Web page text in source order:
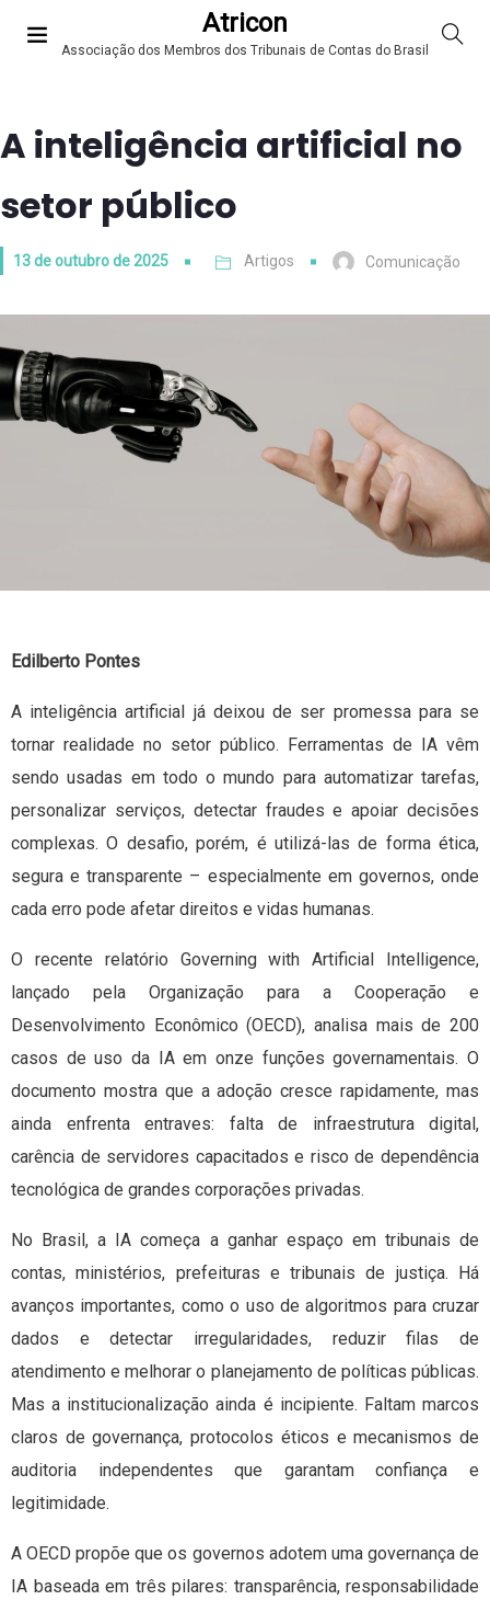
Atricon
Associação dos Membros dos Tribunais de Contas do Brasil
A inteligência artificial no
setor público
13 de outubro de 2025 Artigos Comunicação
Edilberto Pontes
A inteligência artificial já deixou de ser promessa para se
tornar realidade no setor público. Ferramentas de IA vêm
sendo usadas em todo o mundo para automatizar tarefas,
personalizar serviços, detectar fraudes e apoiar decisões
complexas. O desafio, porém, é utilizá-las de forma ética,
segura e transparente – especialmente em governos, onde
cada erro pode afetar direitos e vidas humanas.
O recente relatório Governing with Artificial Intelligence,
lançado pela Organização para a Cooperação e
Desenvolvimento Econômico (OECD), analisa mais de 200
casos de uso da IA em onze funções governamentais. O
documento mostra que a adoção cresce rapidamente, mas
ainda enfrenta entraves: falta de infraestrutura digital,
carência de servidores capacitados e risco de dependência
tecnológica de grandes corporações privadas.
No Brasil, a IA começa a ganhar espaço em tribunais de
contas, ministérios, prefeituras e tribunais de justiça. Há
avanços importantes, como o uso de algoritmos para cruzar
dados e detectar irregularidades, reduzir filas de
atendimento e melhorar o planejamento de políticas públicas.
Mas a institucionalização ainda é incipiente. Faltam marcos
claros de governança, protocolos éticos e mecanismos de
auditoria independentes que garantam confiança e
legitimidade.
A OECD propõe que os governos adotem uma governança de
IA baseada em três pilares: transparência, responsabilidade